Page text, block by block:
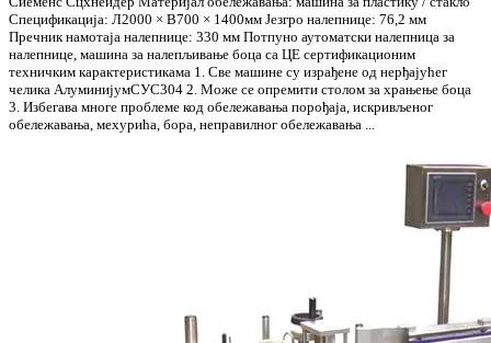
Спецификација: Л2000 × В700 × 1400мм Језгро налепнице: 76,2 мм
Пречник намотаја налепнице: 330 мм Потпуно аутоматски налепница за
налепнице, машина за налепљивање боца са ЦЕ сертификационим
техничким карактеристикама 1. Све машине су израђене од нерђајућег
челика АлуминијумСУС304 2. Може се опремити столом за храњење боца
3. Избегава многе проблеме код обележавања порођаја, искривљеног
обележавања, мехурића, бора, неправилног обележавања ...